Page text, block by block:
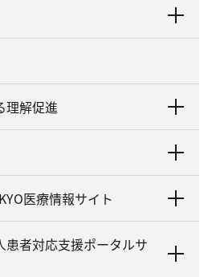
理解促進
医療情報サイト
患者対応支援ポータルサ